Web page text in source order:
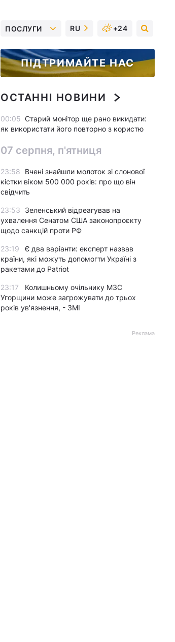
ПОСЛУГИ RU +24
ПІДТРИМАЙТЕ НАС
ОСТАННІ НОВИНИ
00:05 Старий монітор ще рано викидати:
як використати його повторно з користю
07 серпня, п'ятниця
23:58
Вчені знайшли молоток зі слонової
кістки віком 500 000 років: про що він
свідчить
23:53
Зеленський відреагував на
ухвалення Сенатом США законопроєкту
щодо санкцій проти РФ
23:19
Є два варіанти: експерт назвав
країни, які можуть допомогти Україні з
ракетами до Patriot
23:17
Колишньому очільнику МЗС
Угорщини може загрожувати до трьох
років ув'язнення, - ЗМІ
Реклама